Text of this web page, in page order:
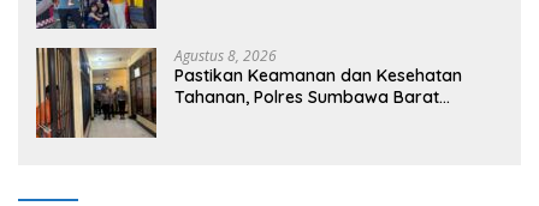
Agustus 8, 2026
Pastikan Keamanan dan Kesehatan
Tahanan, Polres Sumbawa Barat